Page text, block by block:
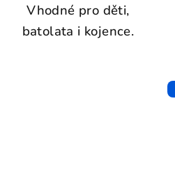
Vhodné pro děti,
batolata i kojence.